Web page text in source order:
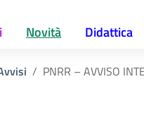
Novità Didattica
PNRR – AVVISO